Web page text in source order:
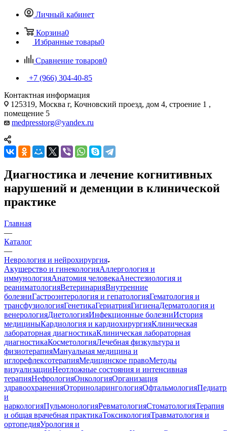
Личный кабинет
Корзина0
Избранные товары0
Сравнение товаров0
+7 (966) 304-40-85
Контактная информация
125319, Москва г, Кочновский проезд, дом 4, строение 1 ,
помещение 5
medpresstorg@yandex.ru
Диагностика и лечение когнитивных
нарушений и деменции в клинической
практике
Главная
—
Каталог
—
Неврология и нейрохирургия
Акушерство и гинекологияАллергология и
иммунологияАнатомия человекаАнестезиология и
реаниматологияВетеринарияВнутренние
болезниГастроэнтерология и гепатологияГематология и
трансфузиологияГенетикаГериатрияГигиенаДерматология и
венерологияДиетологияИнфекционные болезниИстория
медициныКардиология и кардиохирургияКлиническая
лабораторная диагностикаКлиническая лабораторная
диагностикаКосметологияЛечебная физкультура и
физиотерапияМануальная медицина и
иглорефлексотерапияМедицинское правоМетоды
визуализацииНеотложные состояния и интенсивная
терапияНефрологияОнкологияОрганизация
здравоохраненияОториноларингологияОфтальмология
и
наркологияПульмонологияРевматологияСтоматологияТерапия
и общая врачебная практикаТоксикологияТравматология и
ортопедияУрология и